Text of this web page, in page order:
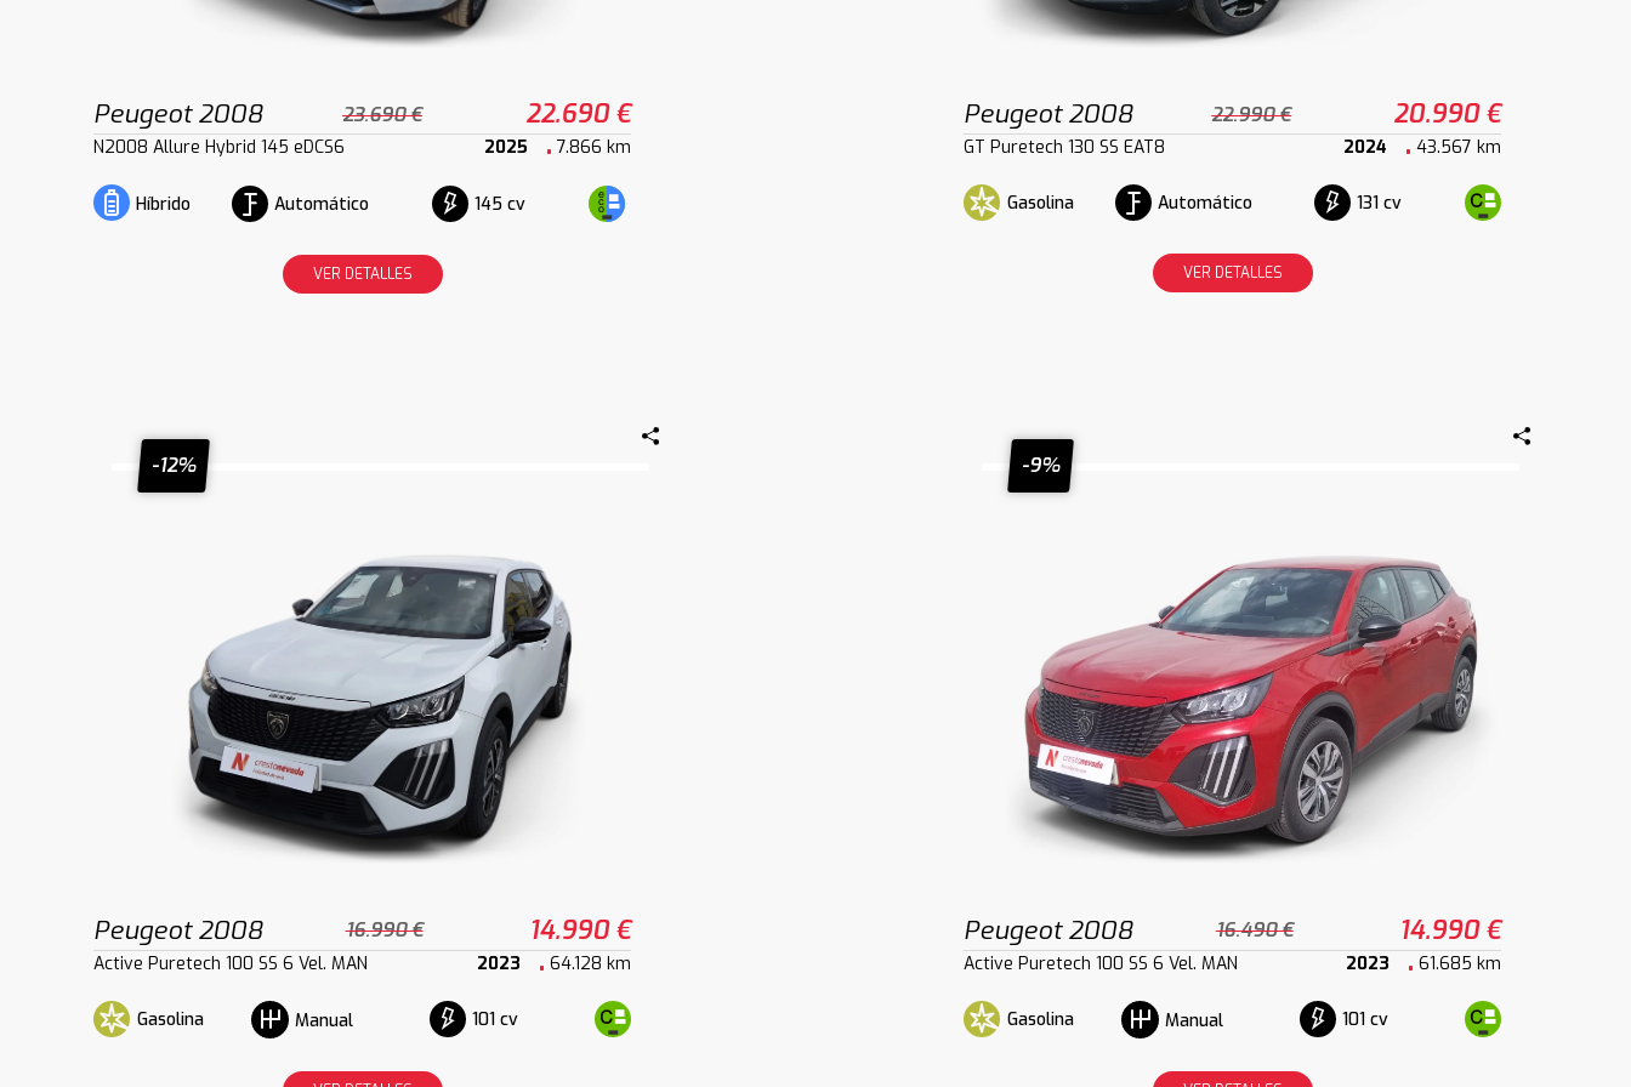
Peugeot 2008 23.690 € 22.690 €
N2008 Allure Hybrid 145 eDCS6 2025 7.866 km
Híbrido Automático 145 cv
VER DETALLES
Peugeot 2008 22.990 € 20.990 €
GT Puretech 130 SS EAT8 2024 43.567 km
Gasolina Automático 131 cv
VER DETALLES
-12%
Peugeot 2008 16.990 € 14.990 €
Active Puretech 100 SS 6 Vel. MAN 2023 64.128 km
Gasolina Manual 101 cv
-9%
Peugeot 2008 16.490 € 14.990 €
Active Puretech 100 SS 6 Vel. MAN 2023 61.685 km
Gasolina Manual 101 cv